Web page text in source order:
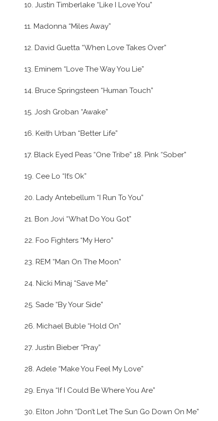
10. Justin Timberlake “Like I Love You”
11. Madonna “Miles Away”
12. David Guetta “When Love Takes Over”
13. Eminem “Love The Way You Lie”
14. Bruce Springsteen “Human Touch”
15. Josh Groban “Awake”
16. Keith Urban “Better Life”
17. Black Eyed Peas “One Tribe” 18. Pink “Sober”
19. Cee Lo “It’s Ok”
20. Lady Antebellum “I Run To You”
21. Bon Jovi “What Do You Got”
22. Foo Fighters “My Hero”
23. REM “Man On The Moon”
24. Nicki Minaj “Save Me”
25. Sade “By Your Side”
26. Michael Buble “Hold On”
27. Justin Bieber “Pray”
28. Adele “Make You Feel My Love”
29. Enya “If I Could Be Where You Are”
30. Elton John “Don’t Let The Sun Go Down On Me”